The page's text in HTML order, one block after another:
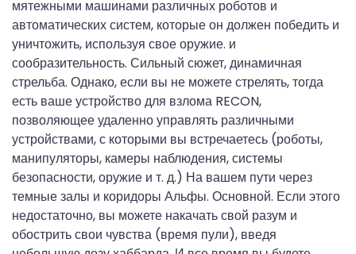
мятежными машинами различных роботов и
автоматических систем, которые он должен победить и
уничтожить, используя свое оружие. и
сообразительность. Сильный сюжет, динамичная
стрельба. Однако, если вы не можете стрелять, тогда
есть ваше устройство для взлома RECON,
позволяющее удаленно управлять различными
устройствами, с которыми вы встречаетесь (роботы,
манипуляторы, камеры наблюдения, системы
безопасности, оружие и т. д.) На вашем пути через
темные залы и коридоры Альфы. Основной. Если этого
недостаточно, вы можете накачать свой разум и
обострить свои чувства (время пули), введя